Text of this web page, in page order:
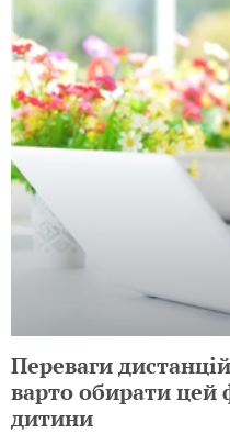
Переваги
варто обирати
дитини